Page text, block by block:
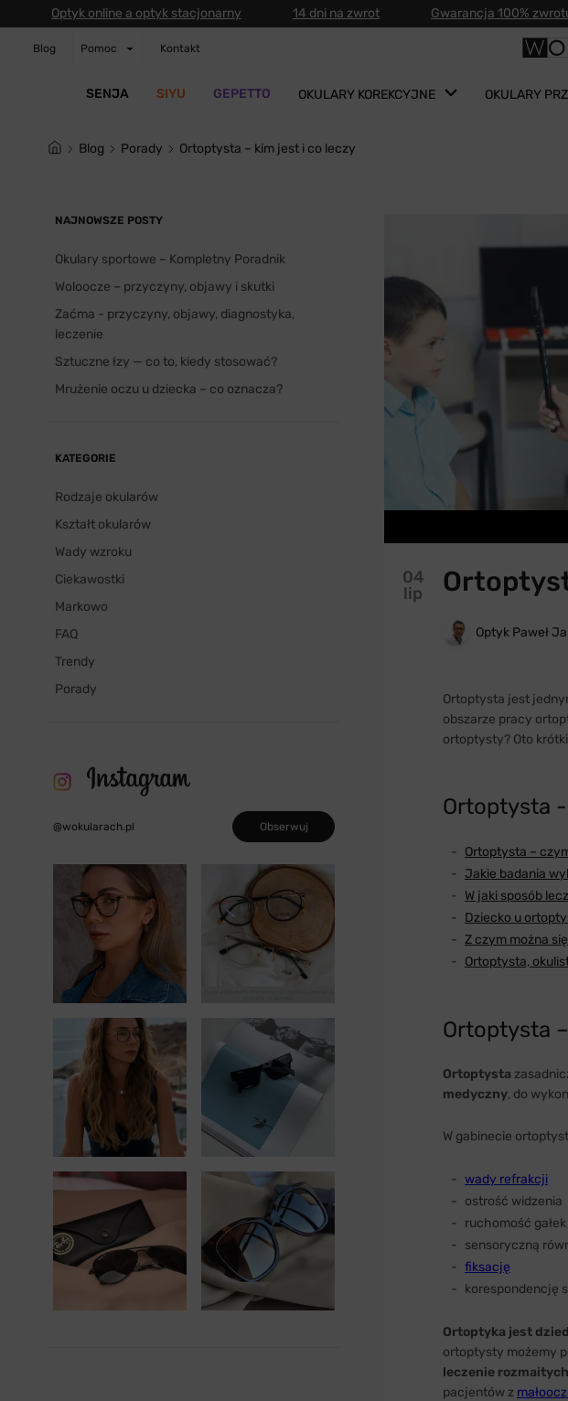
Optyk online a optyk stacjonarny 14 dni na zwrot Gwarancja 100%
Blog Pomoc Kontakt
SENJA SIYU GEPETTO OKULARY KOREKCYJNE OKULARY
NAJNOWSZE POSTY
Okulary sportowe – Kompletny Poradnik
Woloocze – przyczyny, objawy i skutki
Zaćma - przyczyny, objawy, diagnostyka,
leczenie
Sztuczne łzy — co to, kiedy stosować?
Mrużenie oczu u dziecka – co oznacza?
KATEGORIE
Rodzaje okularów
Kształt okularów
Wady wzroku
Ciekawostki
Markowo
FAQ
Trendy
Porady
@wokularach.pl Obserwuj
blog Porady Ortoptysta – kim jest i co leczy
04
lip
Optyk Paweł
Ortoptysta jest
obszarze pracy
ortoptysty? Oto
Ortoptysta
Ortoptysta –
Jakie badania
W jaki sposób
Dziecko u
Z czym można
Ortoptysta,
Ortoptysta
Ortoptysta
medyczny, do
W gabinecie
wady refrakcji
ostrość widzenia
ruchomość
sensoryczną
fiksację
korespondencję
Ortoptyka jest
ortoptysty możemy
leczenie
pacjentów z